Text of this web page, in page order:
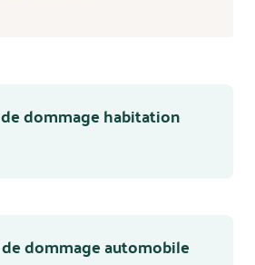
de dommage habitation
de dommage automobile